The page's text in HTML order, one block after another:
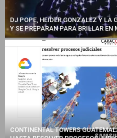
DJ POPE, HEIDER GONZALEZ Y LA
Y SE PREPARAN PARA BRILLAR EN
CONTINENTAL TOWERS